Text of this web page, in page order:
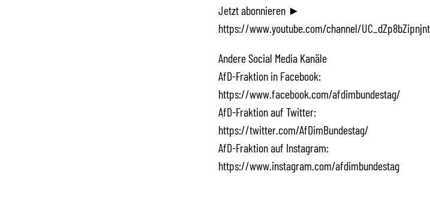
Jetzt abonnieren ►
https://www.youtube.com/channel/
Andere Social Media Kanäle
AfD-Fraktion in Facebook:
https://www.facebook.com/afdimbundestag/
AfD-Fraktion auf Twitter:
https://twitter.com/AfDimBundestag/
AfD-Fraktion auf Instagram:
https://www.instagram.com/afdimbundestag